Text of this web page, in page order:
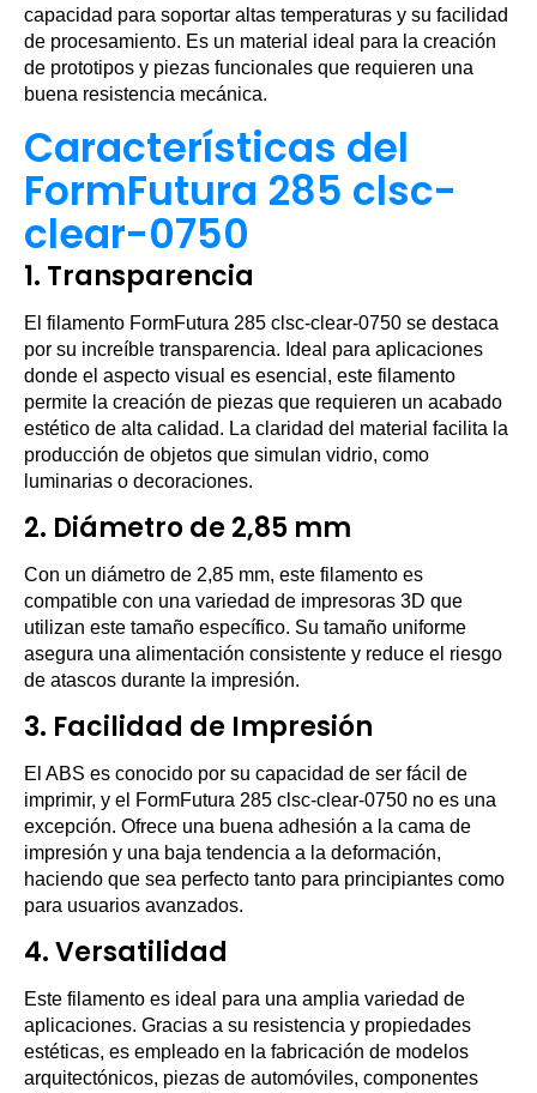
capacidad para soportar altas temperaturas y su facilidad
de procesamiento. Es un material ideal para la creación
de prototipos y piezas funcionales que requieren una
buena resistencia mecánica.
Características del
FormFutura 285 clsc-
clear-0750
1. Transparencia
El filamento FormFutura 285 clsc-clear-0750 se destaca
por su increíble transparencia. Ideal para aplicaciones
donde el aspecto visual es esencial, este filamento
permite la creación de piezas que requieren un acabado
estético de alta calidad. La claridad del material facilita la
producción de objetos que simulan vidrio, como
luminarias o decoraciones.
2. Diámetro de 2,85 mm
Con un diámetro de 2,85 mm, este filamento es
compatible con una variedad de impresoras 3D que
utilizan este tamaño específico. Su tamaño uniforme
asegura una alimentación consistente y reduce el riesgo
de atascos durante la impresión.
3. Facilidad de Impresión
El ABS es conocido por su capacidad de ser fácil de
imprimir, y el FormFutura 285 clsc-clear-0750 no es una
excepción. Ofrece una buena adhesión a la cama de
impresión y una baja tendencia a la deformación,
haciendo que sea perfecto tanto para principiantes como
para usuarios avanzados.
4. Versatilidad
Este filamento es ideal para una amplia variedad de
aplicaciones. Gracias a su resistencia y propiedades
estéticas, es empleado en la fabricación de modelos
arquitectónicos, piezas de automóviles, componentes